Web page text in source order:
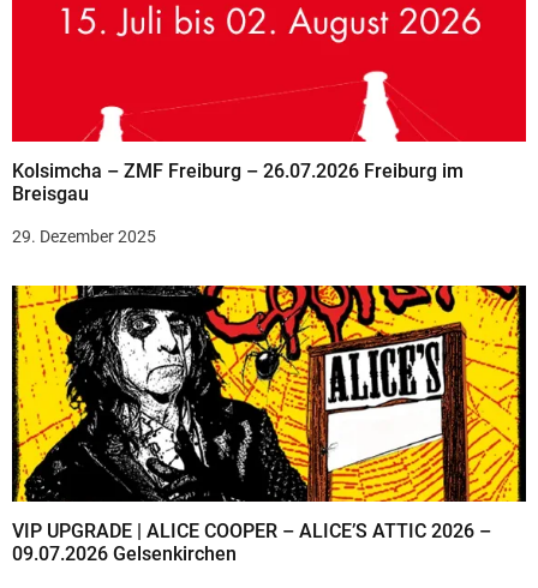
Kolsimcha – ZMF Freiburg – 26.07.2026 Freiburg im
Breisgau
29. Dezember 2025
VIP UPGRADE | ALICE COOPER – ALICE’S ATTIC 2026 –
09.07.2026 Gelsenkirchen